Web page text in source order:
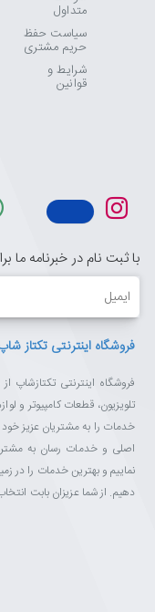
متداول
سیاست حفظ
حریم مشتری
شرایط و
قوانین
با ثبت نام در خبرنامه ما
ایمیل
فروشگاه اینترنتی تکتاز
تلویزیون، قطعات کامپیوتر و
خدمات را به مشتریان عزیز خود
اصلی و خدمات رسان به
نماییم و بهترین خدمات را در
دهیم. از شما عزیزان بابت